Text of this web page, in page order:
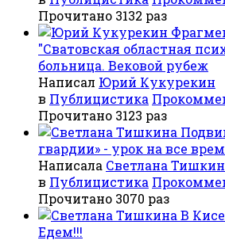
Прочитано 3132 раз
"Сватовская областная
больница. Вековой рубеж
Написал Юрий Кукурекин
в Публицистика
Прочитано 3123 раз
гвардии» - урок на все
Написала Светлана
в Публицистика
Прочитано 3070 раз
В
Едем!!!